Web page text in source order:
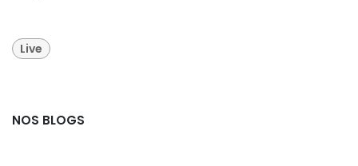
Live
NOS BLOGS